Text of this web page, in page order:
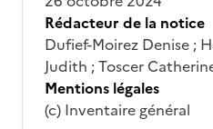
Rédacteur de la notice
Dufief-Moirez Denise ;
Judith ; Toscer
Mentions légales
(c) Inventaire général